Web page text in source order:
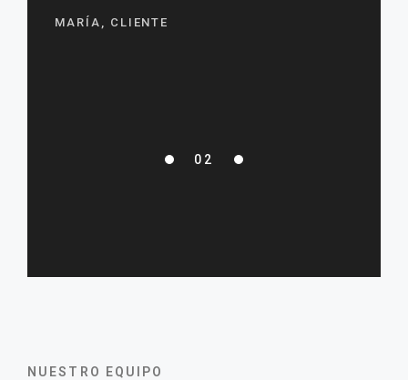
MARÍA, CLIENTE
02
NUESTRO EQUIPO